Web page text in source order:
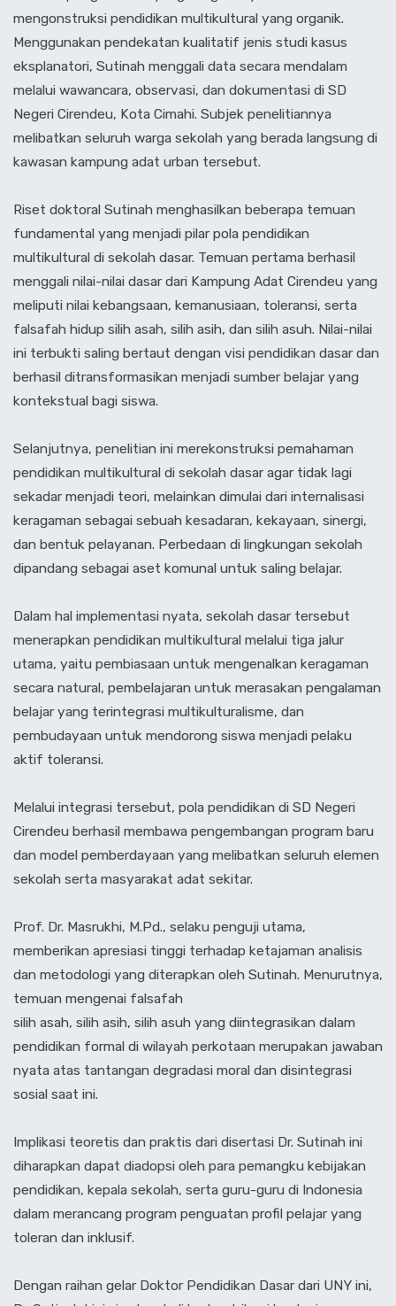
mengonstruksi pendidikan multikultural yang organik.
Menggunakan pendekatan kualitatif jenis studi kasus
eksplanatori, Sutinah menggali data secara mendalam
melalui wawancara, observasi, dan dokumentasi di SD
Negeri Cirendeu, Kota Cimahi. Subjek penelitiannya
melibatkan seluruh warga sekolah yang berada langsung di
kawasan kampung adat urban tersebut.
‎Riset doktoral Sutinah menghasilkan beberapa temuan
fundamental yang menjadi pilar pola pendidikan
multikultural di sekolah dasar. Temuan pertama berhasil
menggali nilai-nilai dasar dari Kampung Adat Cirendeu yang
meliputi nilai kebangsaan, kemanusiaan, toleransi, serta
falsafah hidup silih asah, silih asih, dan silih asuh. Nilai-nilai
ini terbukti saling bertaut dengan visi pendidikan dasar dan
berhasil ditransformasikan menjadi sumber belajar yang
kontekstual bagi siswa.
‎Selanjutnya, penelitian ini merekonstruksi pemahaman
pendidikan multikultural di sekolah dasar agar tidak lagi
sekadar menjadi teori, melainkan dimulai dari internalisasi
keragaman sebagai sebuah kesadaran, kekayaan, sinergi,
dan bentuk pelayanan. Perbedaan di lingkungan sekolah
dipandang sebagai aset komunal untuk saling belajar.
‎Dalam hal implementasi nyata, sekolah dasar tersebut
menerapkan pendidikan multikultural melalui tiga jalur
utama, yaitu pembiasaan untuk mengenalkan keragaman
secara natural, pembelajaran untuk merasakan pengalaman
belajar yang terintegrasi multikulturalisme, dan
pembudayaan untuk mendorong siswa menjadi pelaku
aktif toleransi.
‎Melalui integrasi tersebut, pola pendidikan di SD Negeri
Cirendeu berhasil membawa pengembangan program baru
dan model pemberdayaan yang melibatkan seluruh elemen
sekolah serta masyarakat adat sekitar.
‎Prof. Dr. Masrukhi, M.Pd., selaku penguji utama,
memberikan apresiasi tinggi terhadap ketajaman analisis
dan metodologi yang diterapkan oleh Sutinah. Menurutnya,
temuan mengenai falsafah
‎silih asah, silih asih, silih asuh yang diintegrasikan dalam
pendidikan formal di wilayah perkotaan merupakan jawaban
nyata atas tantangan degradasi moral dan disintegrasi
sosial saat ini.
‎Implikasi teoretis dan praktis dari disertasi Dr. Sutinah ini
diharapkan dapat diadopsi oleh para pemangku kebijakan
pendidikan, kepala sekolah, serta guru-guru di Indonesia
dalam merancang program penguatan profil pelajar yang
toleran dan inklusif.
‎Dengan raihan gelar Doktor Pendidikan Dasar dari UNY ini,